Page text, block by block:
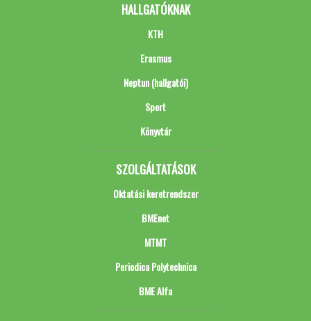
HALLGATÓKNAK
KTH
Erasmus
Neptun (hallgatói)
Sport
Könyvtár
SZOLGÁLTATÁSOK
Oktatási keretrendszer
BMEnet
MTMT
Periodica Polytechnica
BME Alfa